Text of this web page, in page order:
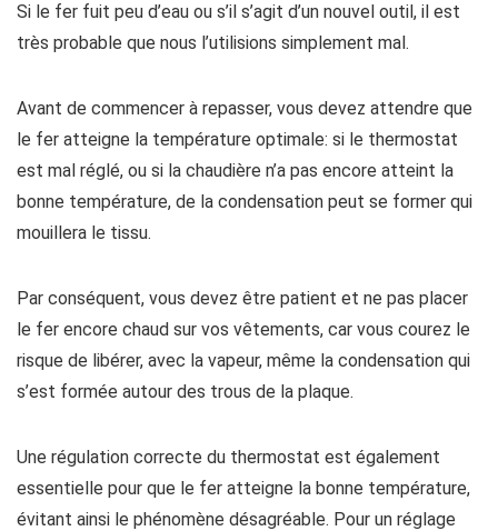
Si le fer fuit peu d’eau ou s’il s’agit d’un nouvel outil, il est
très probable que nous l’utilisions simplement mal.
Avant de commencer à repasser, vous devez attendre que
le fer atteigne la température optimale: si le thermostat
est mal réglé, ou si la chaudière n’a pas encore atteint la
bonne température, de la condensation peut se former qui
mouillera le tissu.
Par conséquent, vous devez être patient et ne pas placer
le fer encore chaud sur vos vêtements, car vous courez le
risque de libérer, avec la vapeur, même la condensation qui
s’est formée autour des trous de la plaque.
Une régulation correcte du thermostat est également
essentielle pour que le fer atteigne la bonne température,
évitant ainsi le phénomène désagréable. Pour un réglage